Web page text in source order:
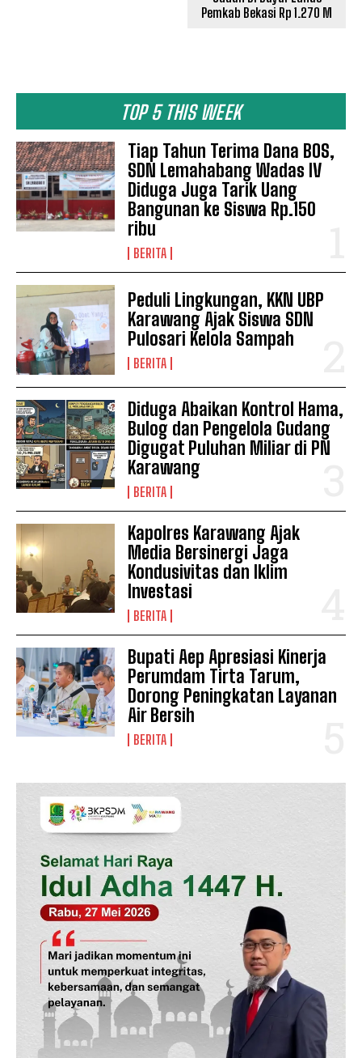
SUBSCRIBE NOW
Company
Disclaimer
Kontak Kami
Redaksi
Pedoman Media Siber
Tentang Kami
Indeks Berita
TOP 5 THIS WEEK
Tiap Tahun Terima Dana BOS,
SDN Lemahabang Wadas IV
Diduga Juga Tarik Uang
Bangunan ke Siswa Rp.150
ribu
BERITA
Peduli Lingkungan, KKN UBP
Karawang Ajak Siswa SDN
Pulosari Kelola Sampah
BERITA
Diduga Abaikan Kontrol Hama,
Bulog dan Pengelola Gudang
Digugat Puluhan Miliar di PN
Karawang
BERITA
Kapolres Karawang Ajak
Media Bersinergi Jaga
Kondusivitas dan Iklim
Investasi
BERITA
Bupati Aep Apresiasi Kinerja
Perumdam Tirta Tarum,
Dorong Peningkatan Layanan
Air Bersih
BERITA
Pemkab Bekasi Rp 1.270 M